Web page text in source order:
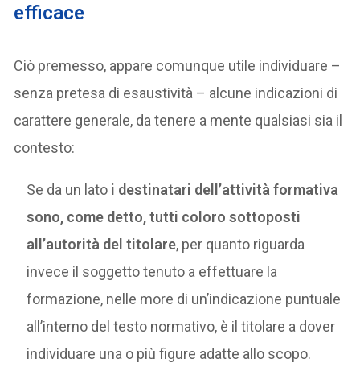
efficace
Ciò premesso, appare comunque utile individuare –
senza pretesa di esaustività – alcune indicazioni di
carattere generale, da tenere a mente qualsiasi sia il
contesto:
Se da un lato i destinatari dell’attività formativa
sono, come detto, tutti coloro sottoposti
all’autorità del titolare, per quanto riguarda
invece il soggetto tenuto a effettuare la
formazione, nelle more di un’indicazione puntuale
all’interno del testo normativo, è il titolare a dover
individuare una o più figure adatte allo scopo.